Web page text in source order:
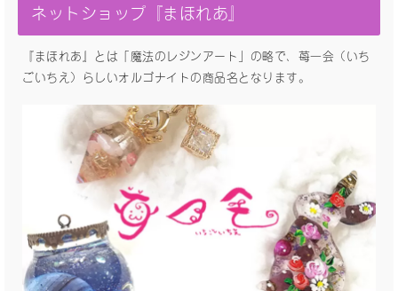
ネットショップ『まほれあ』
『まほれあ』とは「魔法のレジンアート」の略で、苺一会（いち
ごいちえ）らしいオルゴナイトの商品名となります。